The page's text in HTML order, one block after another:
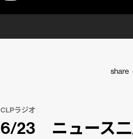
share
CLPラジオ
6/23 ニュース二